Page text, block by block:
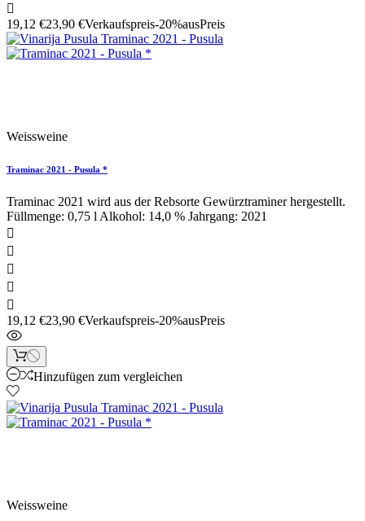

19,12 €23,90 €Verkaufspreis-20%ausPreis
Weissweine
Traminac 2021 - Pusula *
Traminac 2021 wird aus der Rebsorte Gewürztraminer hergestellt.
Füllmenge: 0,75 l Alkohol: 14,0 % Jahrgang: 2021





19,12 €23,90 €Verkaufspreis-20%ausPreis
Hinzufügen zum vergleichen
Weissweine